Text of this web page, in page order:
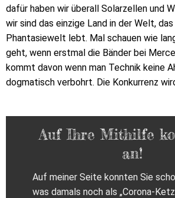
dafür haben wir überall Solarzellen und
wir sind das einzige Land in der Welt,
Phantasiewelt lebt. Mal schauen wie
geht, wenn erstmal die Bänder bei
kommt davon wenn man Technik keine
dogmatisch verbohrt. Die Konkurrenz
Auf Ihre Mithilfe
an!
Auf meiner Seite konnten Sie
was damals noch als „Corona-